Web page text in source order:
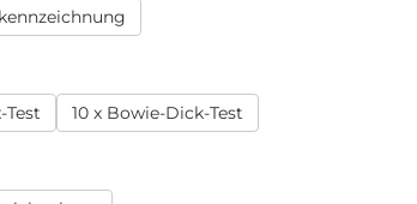
Test 10 x Bowie-Dick-Test